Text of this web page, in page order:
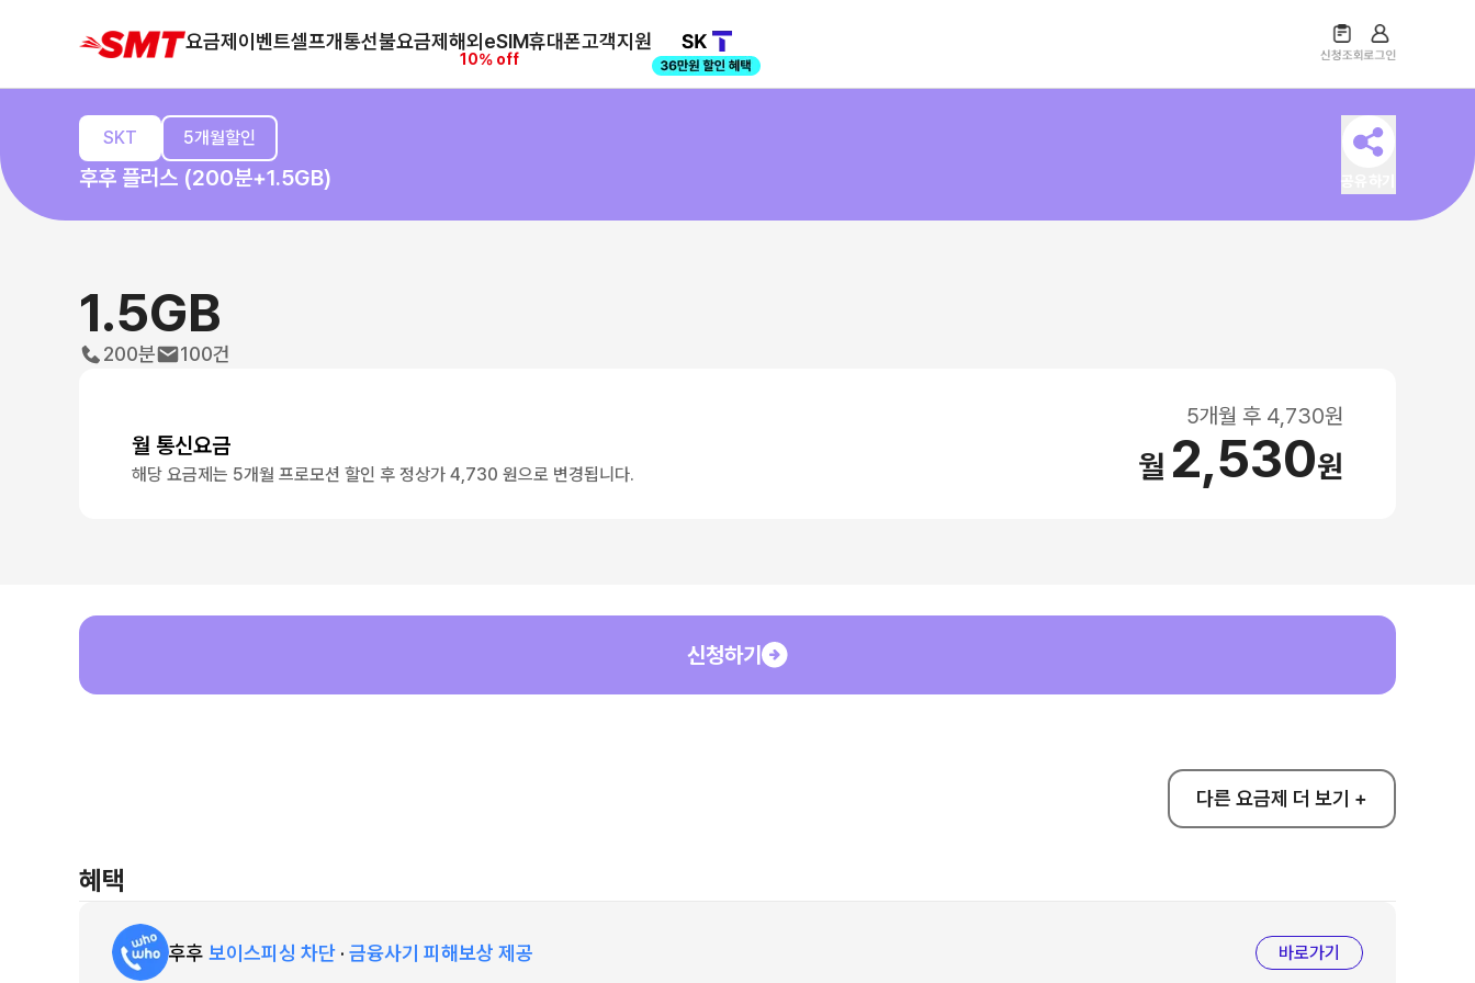
요금제이벤트셀프개통선불요금제해외eSIM
10% off
휴대폰고객지원
SKT 5개월할인
후후 플러스 (200분+1.5GB)
1.5GB
200분 100건
월 통신요금
해당 요금제는 5개월 프로모션 할인 후 정상가 4,730 원으로 변경됩니다.
5개월 후 4,730원
월 2,530원
신청하기
다른 요금제 더 보기 +
혜택
후후 보이스피싱 차단 · 금융사기 피해보상 제공 바로가기